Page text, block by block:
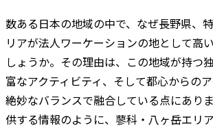
数ある日本の地域の中で、なぜ長野県、
リアが法人ワーケーションの地として高
しょうか。その理由は、この地域が持つ
富なアクティビティ、そして都心からの
絶妙なバランスで融合している点にあり
供する情報のように、蓼科・八ヶ岳エリ